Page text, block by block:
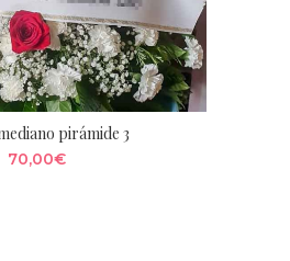
pirámide 3
70,00€